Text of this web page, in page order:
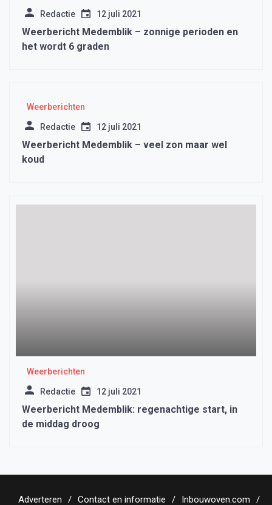
Redactie 12 juli 2021
Weerbericht Medemblik – zonnige perioden en
het wordt 6 graden
Weerberichten
Redactie 12 juli 2021
Weerbericht Medemblik – veel zon maar wel
koud
Weerberichten
Redactie 12 juli 2021
Weerbericht Medemblik: regenachtige start, in
de middag droog
Adverteren Contact en informatie Inbouwoven.com